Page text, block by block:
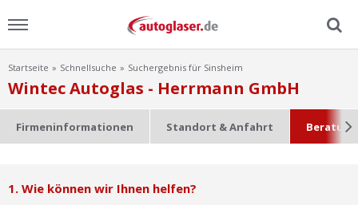
Menu
Home
Ratgeber
Startseite Schnellsuche Suchergebnis für Sinsheim
Wintec Autoglas - Herrmann GmbH
Firmeninformationen Standort & Anfahrt
1. Wie können wir Ihnen helfen?